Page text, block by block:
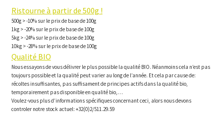
Ristourne à partir de 500g !
500g > -10% sur le prix de base de 100g
1kg > -20% sur le prix de base de 100g
5kg > -24% sur le prix de base de 100g
10kg > -28% sur le prix de base de 100g
Qualité BIO
Nous essayons de vous délivrer le plus possible la qualité BIO. Néanmoins cela n’est pas
toujours possible et la qualité peut varier au long de l’année. Et cela par cause de:
récoltes insuffisantes, pas suffisament de principes actifs dans la qualité bio,
temporairement pas disponible en qualité bio,…
Voulez-vous plus d’informations spécifiques concernant ceci, alors nous devons
controler notre stock actuel: +32(0)2/511.29.59